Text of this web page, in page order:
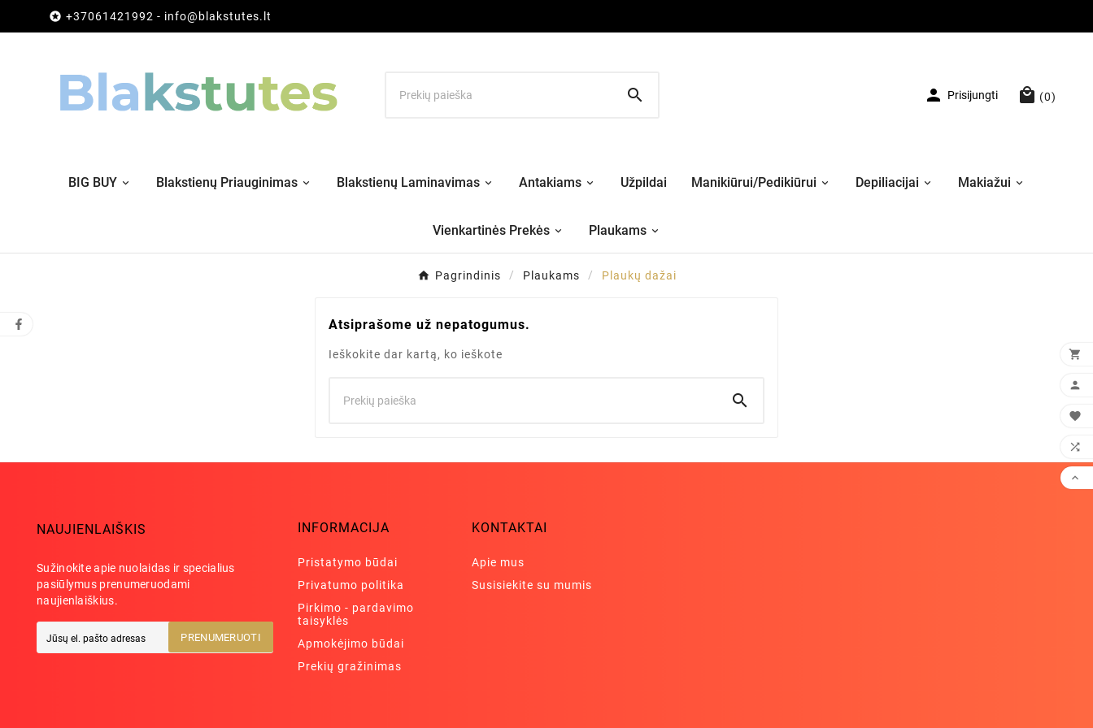
 +37061421992 - info@blakstutes.lt
  Prisijungti  (0)
BIG BUY Blakstienų Priauginimas Blakstienų Laminavimas Antakiams Užpildai Manikiūrui/Pedikiūrui Depiliacijai Makiažui
Vienkartinės Prekės Plaukams
Pagrindinis Plaukams Plaukų dažai
Atsiprašome už nepatogumus.
Ieškokite dar kartą, ko ieškote

NAUJIENLAIŠKIS
Sužinokite apie nuolaidas ir specialius
pasiūlymus prenumeruodami
naujienlaiškius.
PRENUMERUOTI
INFORMACIJA
Pristatymo būdai
Privatumo politika
Pirkimo - pardavimo
taisyklės
Apmokėjimo būdai
Prekių gražinimas
KONTAKTAI
Apie mus
Susisiekite su mumis




